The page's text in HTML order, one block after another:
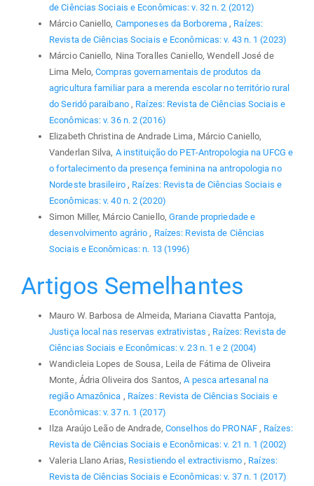
de Ciências Sociais e Econômicas: v. 32 n. 2 (2012)
Márcio Caniello, Camponeses da Borborema, Raízes:
Revista de Ciências Sociais e Econômicas: v. 43 n. 1 (2023)
Márcio Caniello, Nina Toralles Caniello, Wendell José de
Lima Melo,Compras governamentais de produtos da
agricultura familiar para a merenda escolar no território rural
do Seridó paraibano , Raízes: Revista de Ciências Sociais e
Econômicas: v. 36 n. 2 (2016)
Elizabeth Christina de Andrade Lima, Márcio Caniello,
Vanderlan Silva, A instituição do PET-Antropologia na UFCG e
o fortalecimento da presença feminina na antropologia no
Nordeste brasileiro , Raízes: Revista de Ciências Sociais e
Econômicas: v. 40 n. 2 (2020)
Simon Miller, Márcio Caniello,Grande propriedade e
desenvolvimento agrário, Raízes: Revista de Ciências
Sociais e Econômicas: n. 13 (1996)
Artigos Semelhantes
Mauro W. Barbosa de Almeida, Mariana Ciavatta Pantoja,
Justiça local nas reservas extrativistas , Raízes: Revista de
Ciências Sociais e Econômicas: v. 23 n. 1 e 2 (2004)
Wandicleia Lopes de Sousa, Leila de Fátima de Oliveira
Monte, Ádria Oliveira dos Santos,A pesca artesanal na
região Amazônica , Raízes: Revista de Ciências Sociais e
Econômicas: v. 37 n. 1 (2017)
Ilza Araújo Leão de Andrade, Conselhos do PRONAF , Raízes:
Revista de Ciências Sociais e Econômicas: v. 21 n. 1 (2002)
Valeria Llano Arias, Resistiendo el extractivismo , Raízes:
Revista de Ciências Sociais e Econômicas: v. 37 n. 1 (2017)